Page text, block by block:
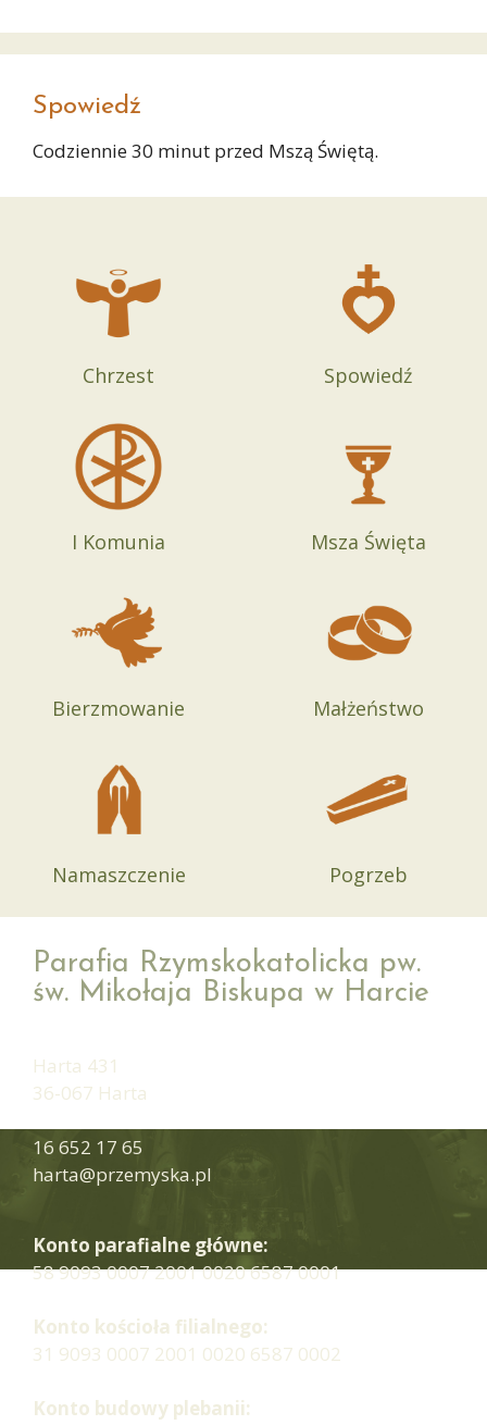
Spowiedź
Codziennie 30 minut przed Mszą Świętą.
Chrzest Spowiedź
I Komunia Msza Święta
Bierzmowanie Małżeństwo
Namaszczenie Pogrzeb
Parafia Rzymskokatolicka pw.
św. Mikołaja Biskupa w Harcie
Harta 431
36-067 Harta
16 652 17 65
harta@przemyska.pl
Konto parafialne główne:
58 9093 0007 2001 0020 6587 0001
Konto kościoła filialnego:
31 9093 0007 2001 0020 6587 0002
Konto budowy plebanii: